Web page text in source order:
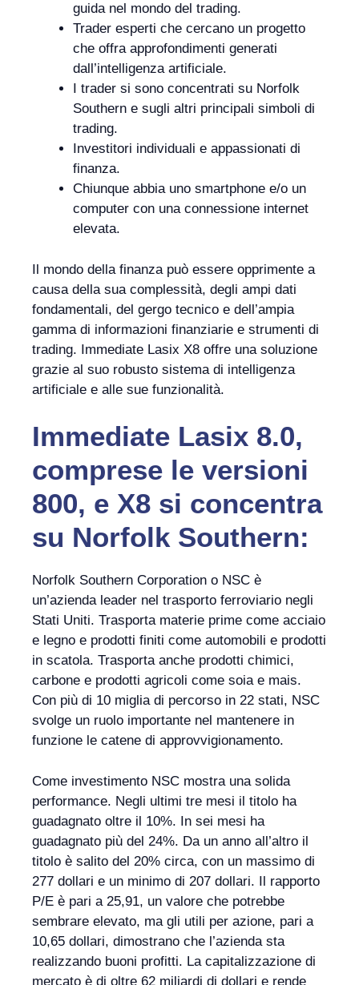
guida nel mondo del trading.
Trader esperti che cercano un progetto
che offra approfondimenti generati
dall’intelligenza artificiale.
I trader si sono concentrati su Norfolk
Southern e sugli altri principali simboli di
trading.
Investitori individuali e appassionati di
finanza.
Chiunque abbia uno smartphone e/o un
computer con una connessione internet
elevata.
Il mondo della finanza può essere opprimente a
causa della sua complessità, degli ampi dati
fondamentali, del gergo tecnico e dell’ampia
gamma di informazioni finanziarie e strumenti di
trading. Immediate Lasix X8 offre una soluzione
grazie al suo robusto sistema di intelligenza
artificiale e alle sue funzionalità.
Immediate Lasix 8.0,
comprese le versioni
800, e X8 si concentra
su Norfolk Southern:
Norfolk Southern Corporation o NSC è
un’azienda leader nel trasporto ferroviario negli
Stati Uniti. Trasporta materie prime come acciaio
e legno e prodotti finiti come automobili e prodotti
in scatola. Trasporta anche prodotti chimici,
carbone e prodotti agricoli come soia e mais.
Con più di 10 miglia di percorso in 22 stati, NSC
svolge un ruolo importante nel mantenere in
funzione le catene di approvvigionamento.
Come investimento NSC mostra una solida
performance. Negli ultimi tre mesi il titolo ha
guadagnato oltre il 10%. In sei mesi ha
guadagnato più del 24%. Da un anno all’altro il
titolo è salito del 20% circa, con un massimo di
277 dollari e un minimo di 207 dollari. Il rapporto
P/E è pari a 25,91, un valore che potrebbe
sembrare elevato, ma gli utili per azione, pari a
10,65 dollari, dimostrano che l’azienda sta
realizzando buoni profitti. La capitalizzazione di
mercato è di oltre 62 miliardi di dollari e rende